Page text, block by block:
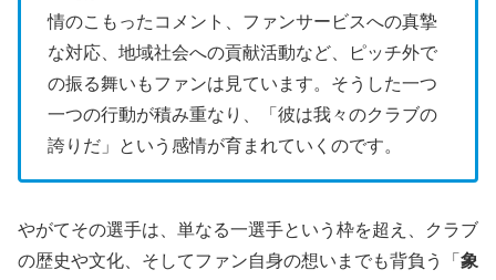
情のこもったコメント、ファンサービスへの真摯
な対応、地域社会への貢献活動など、ピッチ外で
の振る舞いもファンは見ています。そうした一つ
一つの行動が積み重なり、「彼は我々のクラブの
誇りだ」という感情が育まれていくのです。
やがてその選手は、単なる一選手という枠を超え、クラブ
の歴史や文化、そしてファン自身の想いまでも背負う「 象